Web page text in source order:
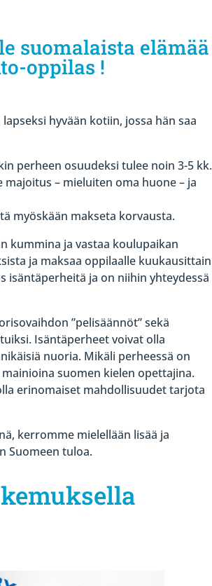
suomalaista elämää
oppilas !
hyvään kotiin, jossa hän saa
perheen osuudeksi tulee noin 3-5 kk.
– mieluiten oma huone – ja
myöskään makseta korvausta.
kummina ja vastaa koulupaikan
ja maksaa oppilaalle kuukausittain
isäntäperheitä ja on niihin yhteydessä
”pelisäännöt” sekä
Isäntäperheet voivat olla
nuoria. Mikäli perheessä on
suomen kielen opettajina.
erinomaiset mahdollisuudet tarjota
kerromme mielellään lisää ja
Suomeen tuloa.